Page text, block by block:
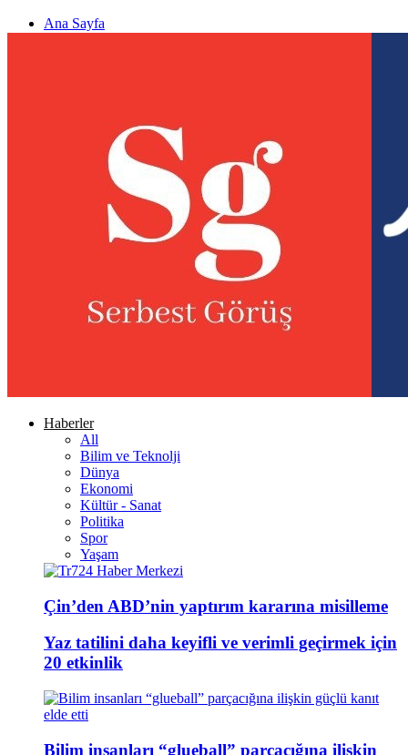
Ana Sayfa
Haberler
All
Bilim ve Teknolji
Dünya
Ekonomi
Kültür - Sanat
Politika
Spor
Yaşam
Çin’den ABD’nin yaptırım kararına misilleme
Yaz tatilini daha keyifli ve verimli geçirmek için
20 etkinlik
Bilim insanları “glueball” parçacığına ilişkin